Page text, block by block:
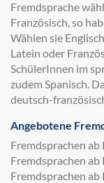
Fremdsprache
Französisch, so
Wählen sie
Latein oder
SchülerInnen im
zudem Spanisch.
deutsch-
Angebotene
Fremdsprachen ab
Fremdsprachen ab
Fremdsprachen ab